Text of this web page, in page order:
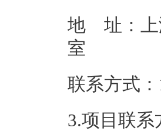
地 址：上
联系
3.项目联系